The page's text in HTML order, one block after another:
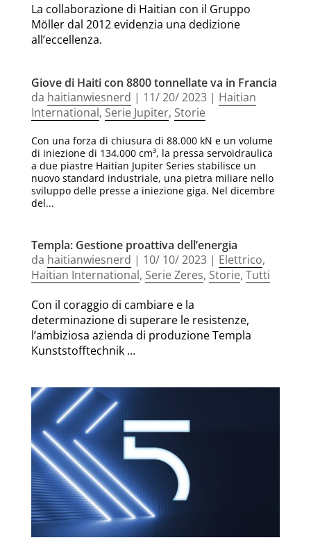
La collaborazione di Haitian con il Gruppo
Möller dal 2012 evidenzia una dedizione
all’eccellenza.
Giove di Haiti con 8800 tonnellate va in Francia
da haitianwiesnerd | 11/ 20/ 2023| Haitian
International, Serie Jupiter, Storie
Con una forza di chiusura di 88.000 kN e un volume
di iniezione di 134.000 cm³, la pressa servoidraulica
a due piastre Haitian Jupiter Series stabilisce un
nuovo standard industriale, una pietra miliare nello
sviluppo delle presse a iniezione giga. Nel dicembre
del...
Templa: Gestione proattiva dell’energia
da haitianwiesnerd | 10/ 10/ 2023| Elettrico,
Haitian International, Serie Zeres, Storie, Tutti
Con il coraggio di cambiare e la
determinazione di superare le resistenze,
l’ambiziosa azienda di produzione Templa
Kunststofftechnik …